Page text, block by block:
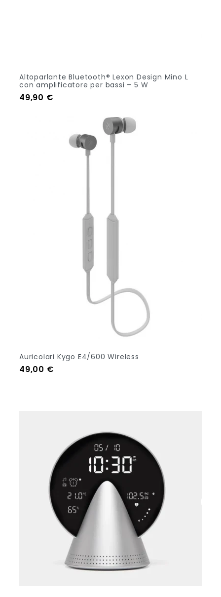
Altoparlante Bluetooth® Lexon Design Mino L
con amplificatore per bassi – 5 W
Prezzo
49,90 €
Auricolari Kygo E4/600 Wireless
Prezzo
49,00 €